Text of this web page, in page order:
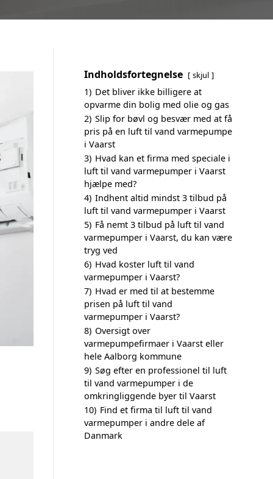
Indholdsfortegnelse skjul
1) Det bliver ikke billigere at
opvarme din bolig med olie og gas
2) Slip for bøvl og besvær med at få
pris på en luft til vand varmepumpe
i Vaarst
3) Hvad kan et firma med speciale i
luft til vand varmepumper i Vaarst
hjælpe med?
4) Indhent altid mindst 3 tilbud på
luft til vand varmepumper i Vaarst
5) Få nemt 3 tilbud på luft til vand
varmepumper i Vaarst, du kan være
tryg ved
6) Hvad koster luft til vand
varmepumper i Vaarst?
7) Hvad er med til at bestemme
prisen på luft til vand
varmepumper i Vaarst?
8) Oversigt over
varmepumpefirmaer i Vaarst eller
hele Aalborg kommune
9) Søg efter en professionel til luft
til vand varmepumper i de
omkringliggende byer til Vaarst
10) Find et firma til luft til vand
varmepumper i andre dele af
Danmark